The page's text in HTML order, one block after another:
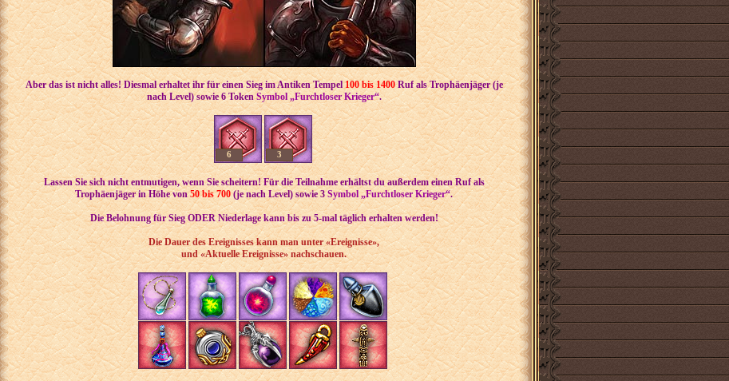
Aber das ist nicht alles! Diesmal erhaltet ihr für einen Sieg im Antiken Tempel100 bis 1400Ruf als Trophäenjäger (je
nach Level) sowie 6 TokenSymbol „Furchtloser Krieger“.
6 3
Lassen Sie sich nicht entmutigen, wenn Sie scheitern! Für die Teilnahme erhältst du außerdem einen Ruf als
Trophäenjäger in Höhe von50 bis 700(je nach Level) sowie 3Symbol „Furchtloser Krieger“.
Die Belohnung für Sieg ODER Niederlage kann bis zu 5-mal täglich erhalten werden!
Die Dauer des Ereignisses kann man unter «Ereignisse»,
und «Aktuelle Ereignisse» nachschauen.